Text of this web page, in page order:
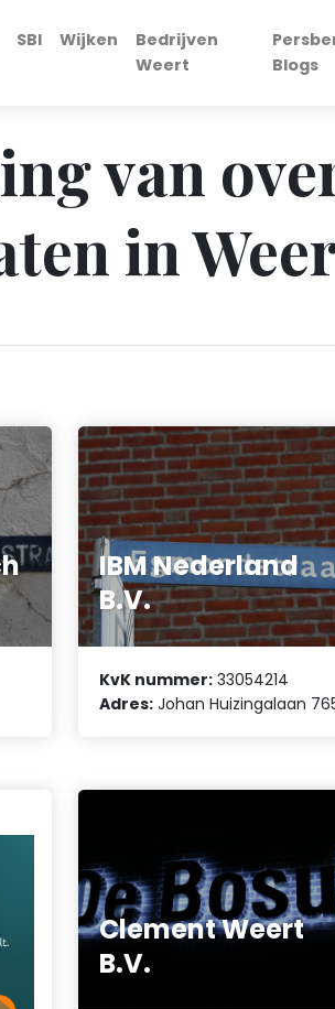
SBI Wijken
Bedrijven
Weert
Blogs
van
in
IBM Nederland
B.V.
KvK nummer: 33054214
Adres: Johan Huizingalaan
Clement Weert
B.V.